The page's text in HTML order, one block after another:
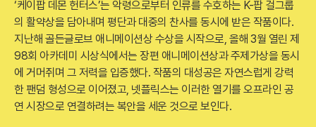
‘케이팝 데몬 헌터스’는 악령으로부터 인류를 수호하는 K-팝 걸그룹
의 활약상을 담아내며 평단과 대중의 찬사를 동시에 받은 작품이다.
지난해 골든글로브 애니메이션상 수상을 시작으로, 올해 3월 열린 제
98회 아카데미 시상식에서는 장편 애니메이션상과 주제가상을 동시
에 거머쥐며 그 저력을 입증했다. 작품의 대성공은 자연스럽게 강력
한 팬덤 형성으로 이어졌고, 넷플릭스는 이러한 열기를 오프라인 공
연 시장으로 연결하려는 복안을 세운 것으로 보인다.